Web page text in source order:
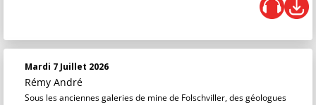
Mardi 7 Juillet 2026
Rémy André
Sous les anciennes galeries de mine de Folschviller, des géologues